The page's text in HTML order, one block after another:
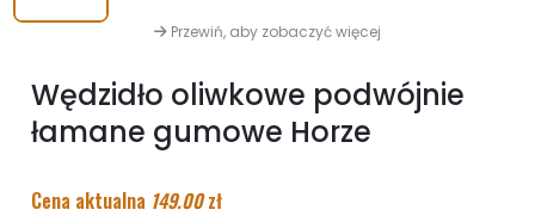
Przewiń, aby zobaczyć więcej
Wędzidło oliwkowe podwójnie
łamane gumowe Horze
Cena aktualna 149.00zł